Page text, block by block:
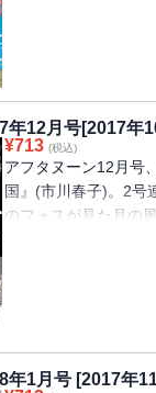
に決定的な変化をも
環境によりダウンロ
年12月号[2017年
¥713 (税込)
アフタヌーン12月号
国』(市川春子)。2号
のフォスが見た月の
かおうとする心中を
到達！ 今号も目一
年1月号 [2017年